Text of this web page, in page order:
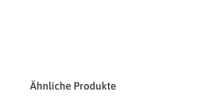
Produktgalerie überspringen
Ähnliche Produkte